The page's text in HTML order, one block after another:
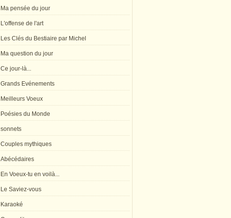
Ma pensée du jour
L'offense de l'art
Les Clés du Bestiaire par Michel
Ma question du jour
Ce jour-là...
Grands Evénements
Meilleurs Voeux
Poésies du Monde
sonnets
Couples mythiques
Abécédaires
En Voeux-tu en voilà...
Le Saviez-vous
Karaoké